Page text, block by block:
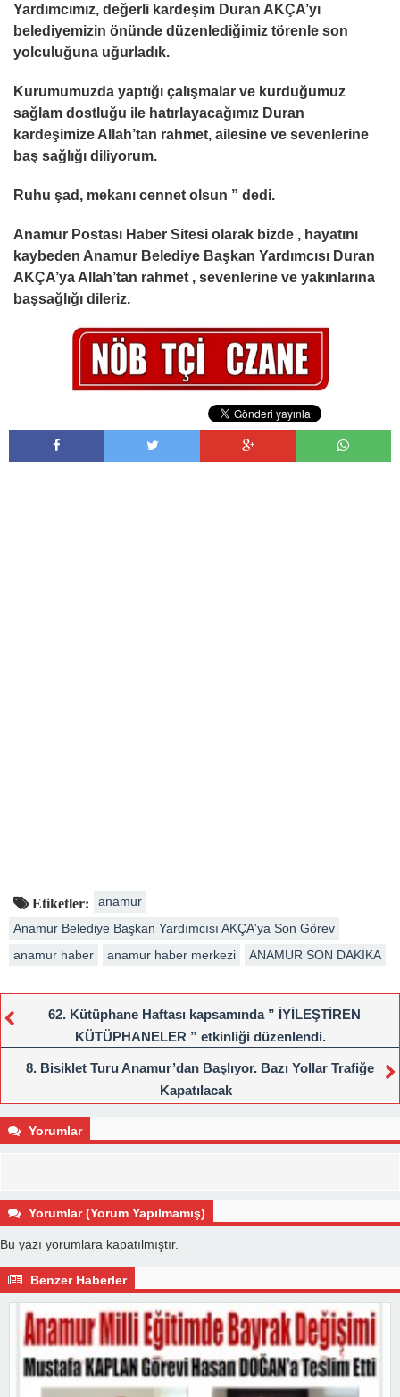
Yardımcımız, değerli kardeşim Duran AKÇA’yı
belediyemizin önünde düzenlediğimiz törenle son
yolculuğuna uğurladık.
Kurumumuzda yaptığı çalışmalar ve kurduğumuz
sağlam dostluğu ile hatırlayacağımız Duran
kardeşimize Allah’tan rahmet, ailesine ve sevenlerine
baş sağlığı diliyorum.
Ruhu şad, mekanı cennet olsun ” dedi.
Anamur Postası Haber Sitesi olarak bizde , hayatını
kaybeden Anamur Belediye Başkan Yardımcısı Duran
AKÇA’ya Allah’tan rahmet , sevenlerine ve yakınlarına
başsağlığı dileriz.
Etiketler:
anamur
Anamur Belediye Başkan Yardımcısı AKÇA'ya Son Görev
anamur haber
anamur haber merkezi ANAMUR SON DAKİKA
62. Kütüphane Haftası kapsamında ” İYİLEŞTİREN
KÜTÜPHANELER ” etkinliği düzenlendi.
8. Bisiklet Turu Anamur’dan Başlıyor. Bazı Yollar Trafiğe
Kapatılacak
Yorumlar
Yorumlar (Yorum Yapılmamış)
Bu yazı yorumlara kapatılmıştır.
Benzer Haberler